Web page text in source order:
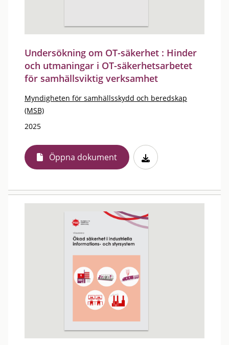
Undersökning om OT-säkerhet : Hinder
och utmaningar i OT-säkerhetsarbetet
för samhällsviktig verksamhet
Myndigheten för samhällsskydd och beredskap
(MSB)
2025
Öppna dokument